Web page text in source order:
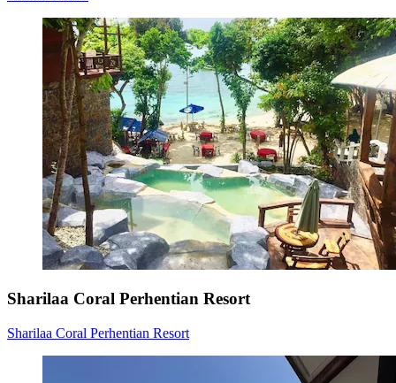
Sharilaa Coral Perhentian Resort
Sharilaa Coral Perhentian Resort